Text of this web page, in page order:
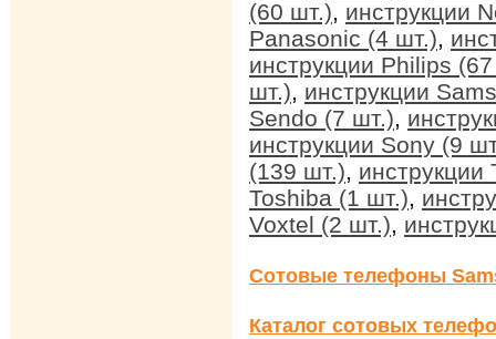
(60 шт.), инструкции
Panasonic (4 шт.),
инструкции Philips
шт.), инструкции
Sendo (7 шт.),
инструкции Sony (9
(139 шт.), инструкции
Toshiba (1 шт.),
Voxtel (2 шт.),
Сотовые телефоны
Каталог сотовых